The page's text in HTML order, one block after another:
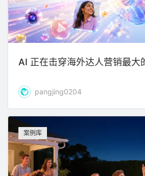
AI 正在击穿海外达人营销最大
pangjing0204
案例库